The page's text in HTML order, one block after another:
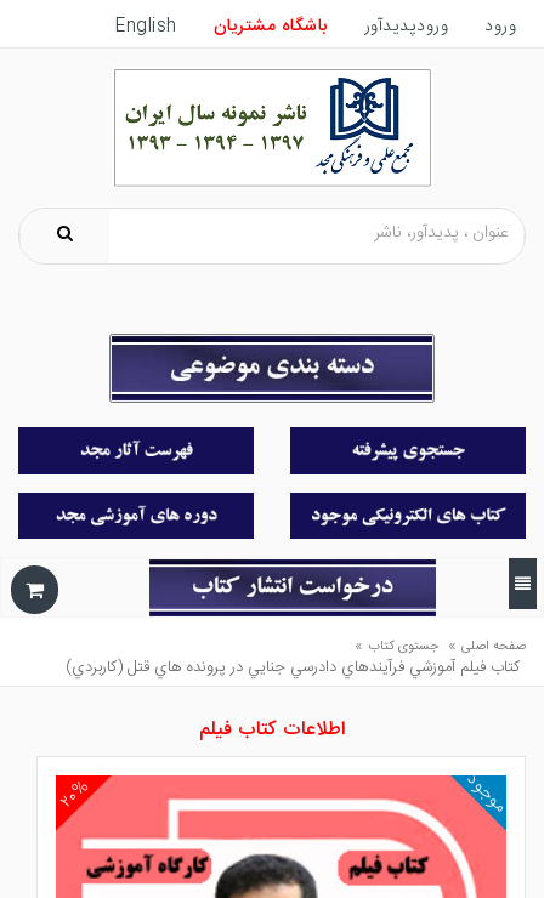
ورود ورودپدیدآور باشگاه مشتریان English
صفحه اصلی » جستوی کتاب »
كتاب فيلم آموزشي فرآيندهاي دادرسي جنايي در پرونده هاي قتل (كاربردي)
اطلاعات کتاب فیلم
۲۰% موجود